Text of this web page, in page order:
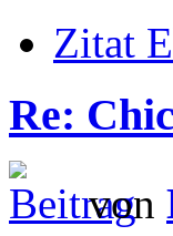
Zitat
Re:
von